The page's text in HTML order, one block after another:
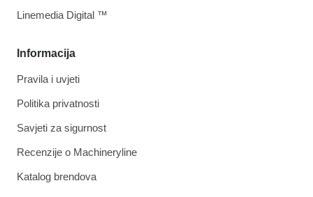
Informacija
Pravila i uvjeti
Politika privatnosti
Savjeti za sigurnost
Recenzije o Machineryline
Katalog brendova
Linemedia Digital ™